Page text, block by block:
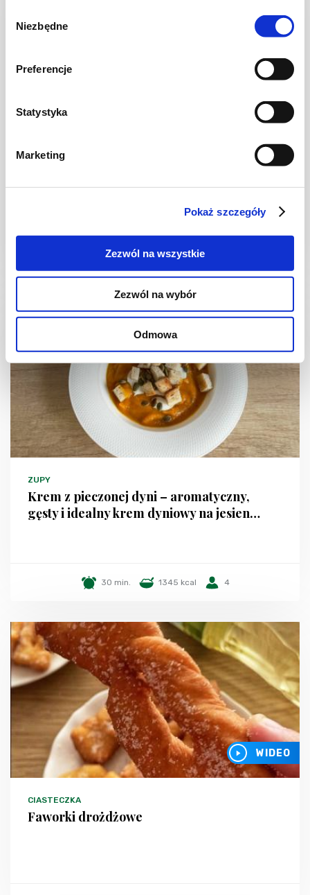
zgody
Niezbędne
Preferencje
Statystyka
Marketing
Pokaż szczegóły
Zezwól na wszystkie
Zezwól na wybór
Odmowa
CIASTECZKA
truskawkowym
6250 kcal
ZUPY
Krem z pieczonej dyni – aromatyczny,
gęsty i idealny krem dyniowy na jesien…
30 min. 1345 kcal 4
WIDEO
CIASTECZKA
Faworki drożdżowe